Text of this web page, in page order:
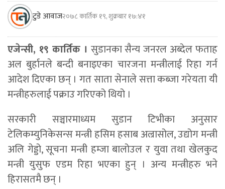
टुडे आवाज२०७८ कार्तिक १९, शुक्रबार १७:४१
एजेन्सी, १९ कार्तिक । सुडानका सैन्य जनरल अब्देल फताह
अल बुर्हानले बन्दी बनाइएका चारजना मन्त्रीलाई रिहा गर्न
आदेश दिएका छन् । गत साता सेनाले सत्ता कब्जा गरेयता यी
मन्त्रीहरुलाई पक्राउ गरिएको थियो ।
सरकारी सञ्चारमाध्यम सुडान टिभीका अनुसार
टेलिकम्युनिकेसन्स मन्त्री हसिम हसाब अल्रासोल, उद्योग मन्त्री
अलि गेड्डो, सूचना मन्त्री हम्जा बालोउल र युवा तथा खेलकुद
मन्त्री युसुफ एडम रिहा भएका हुन् । अन्य मन्त्रीहरु भने
हिरासतमै छन् ।